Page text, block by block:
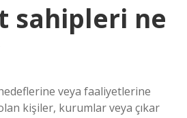
sahipleri ne
veya faaliyetlerine
kişiler, kurumlar veya çıkar